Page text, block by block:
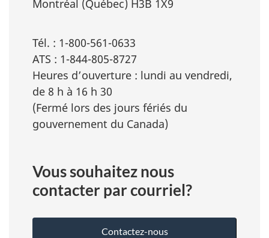
Montréal (Québec) H3B 1X9
Tél. : 1-800-561-0633
ATS : 1-844-805-8727
Heures d’ouverture : lundi au vendredi,
de 8 h à 16 h 30
(Fermé lors des jours fériés du
gouvernement du Canada)
Vous souhaitez nous
contacter par courriel?
Contactez-nous